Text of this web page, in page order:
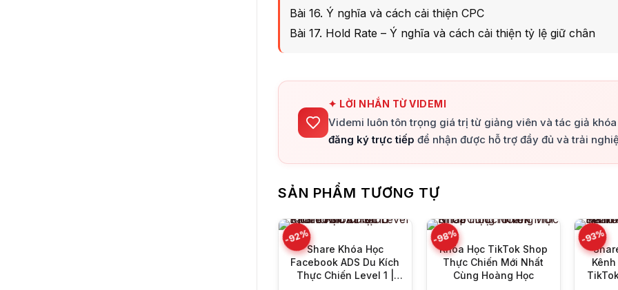
Bài 16. Ý nghĩa và cách cải thiện CPC
Bài 17. Hold Rate – Ý nghĩa và cách cải thiện tỷ lệ giữ chân
✦ LỜI NHẮN TỪ VIDEMI
Videmi luôn tôn trọng giá trị từ giảng viên và tác giả
đăng ký trực tiếp để nhận được hỗ trợ đầy đủ và trải
SẢN PHẨM TƯƠNG TỰ
-92%
+
Share Khóa Học
Facebook ADS Du Kích
Thực Chiến Level 1 |
-98%
+
Khóa Học TikTok Shop
Thực Chiến Mới Nhất
Cùng Hoàng Học
-93%